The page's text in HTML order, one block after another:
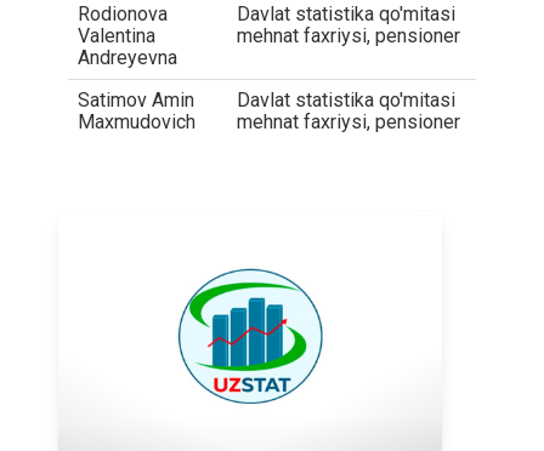
Rodionova
Valentina
Andreyevna
Davlat statistika qo'mitasi
mehnat faxriysi, pensioner
Satimov Amin
Maxmudovich
Davlat statistika qo'mitasi
mehnat faxriysi, pensioner